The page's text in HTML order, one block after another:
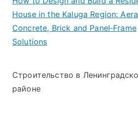
House in the Kaluga Region:
Concrete, Brick and Panel‑Frame
Solutions
Строительство в
районе